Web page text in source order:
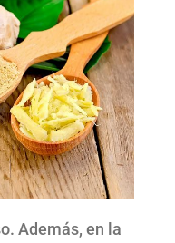
Además, en la